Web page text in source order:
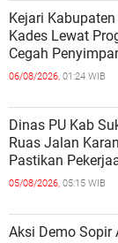
Kejari
Kades Lewat
Cegah
06/08/2026, 01:24 WIB
Dinas PU Kab
Ruas Jalan
Pastikan
Teknis
05/08/2026, 05:15 WIB
Aksi Demo Sopir